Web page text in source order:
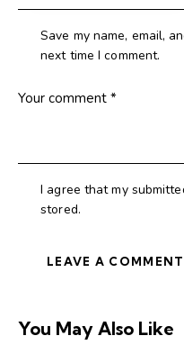
Save my name, email,
next time I comment.
I agree that my
stored.
You May Also Like